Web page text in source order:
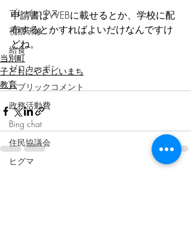
プレイハウス
視察研修
給食
ゼロカーボン
パブリックコメント
政務活動費
Bing chat
住民協議会
ヒグマ
申請書はWEBに載せるとか、学校に配
布するとかすればよいだけなんですけ
どね。
当別町
子どもにやさしいまち
教育